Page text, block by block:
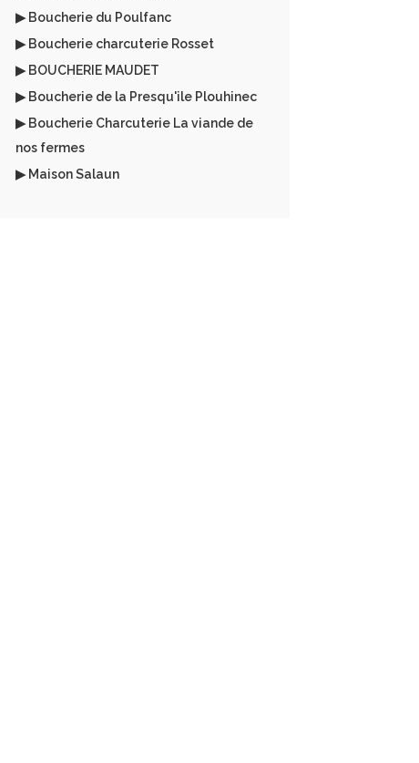
▶ Boucherie du Poulfanc
▶ Boucherie charcuterie Rosset
▶ BOUCHERIE MAUDET
▶ Boucherie de la Presqu'ile Plouhinec
▶ Boucherie Charcuterie La viande de
nos fermes
▶ Maison Salaun